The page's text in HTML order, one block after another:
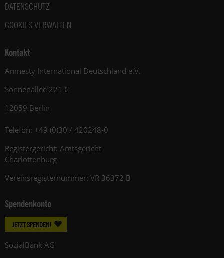
DATENSCHUTZ
COOKIES VERWALTEN
Kontakt
Amnesty International Deutschland e.V.
Sonnenallee 221 C
12059 Berlin
Telefon: +49 (0)30 / 420248-0
Registergericht: Amtsgericht
Charlottenburg
Vereinsregisternummer: VR 36372 B
Spendenkonto
JETZT SPENDEN!
SozialBank AG